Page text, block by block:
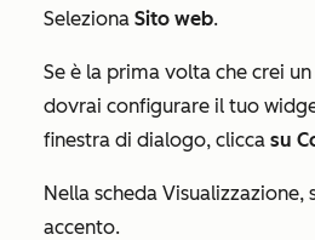
Seleziona Sito web.
Se è la prima volta che crei
dovrai configurare il tuo
finestra di dialogo, clicca su
Nella scheda Visualizzazione,
accento.